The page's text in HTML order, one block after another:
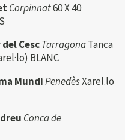
Corpinnat60 X 40
CescTarragonaTanca
BLANC
MundiPenedèsXarel.lo
Conca de